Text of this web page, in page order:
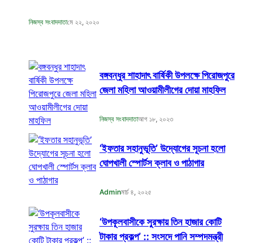
নিজস্ব সংবাদদাতামে ২২, ২০২০
বঙ্গবন্ধুর শাহাদাৎ বার্ষিকী উপলক্ষে পিরোজপুরে
জেলা মহিলা আওয়ামীলীগের দোয়া মাহফিল
নিজস্ব সংবাদদাতাআগ ১৮, ২০২৩
‘ইফতার সহানুভূতি’ উদ্যোগের সূচনা হলো
ঘোপখালী স্পোর্টস ক্লাব ও পাঠাগার
Adminমার্চ ৪, ২০২৫
‘উপকূলবাসীকে সুরক্ষায় তিন হাজার কোটি
টাকার প্রকল্প’ :: সংসদে পানি সম্পদমন্ত্রী